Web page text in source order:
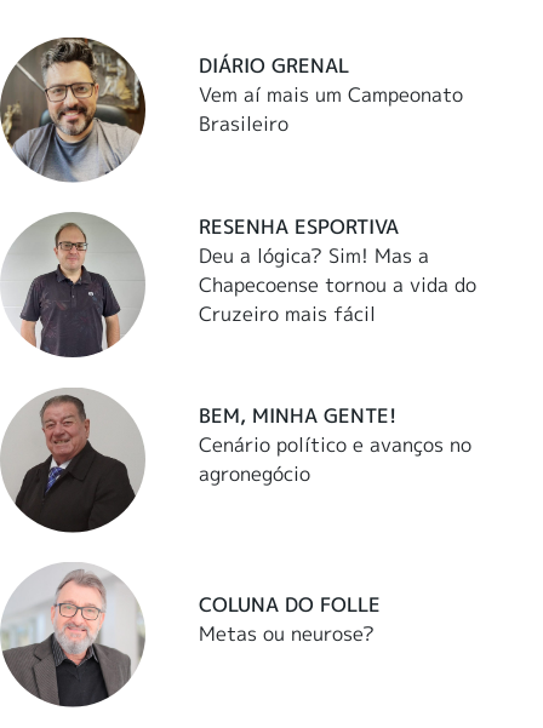
DIÁRIO GRENAL
Vem aí mais um Campeonato
Brasileiro
RESENHA ESPORTIVA
Deu a lógica? Sim! Mas a
Chapecoense tornou a vida do
Cruzeiro mais fácil
BEM, MINHA GENTE!
Cenário político e avanços no
agronegócio
COLUNA DO FOLLE
Metas ou neurose?